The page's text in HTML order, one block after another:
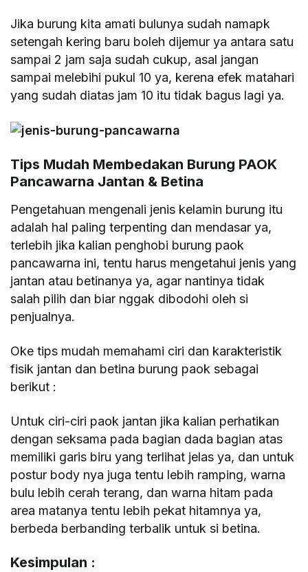
Jika burung kita amati bulunya sudah namapk
setengah kering baru boleh dijemur ya antara satu
sampai 2 jam saja sudah cukup, asal jangan
sampai melebihi pukul 10 ya, kerena efek matahari
yang sudah diatas jam 10 itu tidak bagus lagi ya.
Tips Mudah Membedakan Burung PAOK
Pancawarna Jantan & Betina
Pengetahuan mengenali jenis kelamin burung itu
adalah hal paling terpenting dan mendasar ya,
terlebih jika kalian penghobi burung paok
pancawarna ini, tentu harus mengetahui jenis yang
jantan atau betinanya ya, agar nantinya tidak
salah pilih dan biar nggak dibodohi oleh si
penjualnya.
Oke tips mudah memahami ciri dan karakteristik
fisik jantan dan betina burung paok sebagai
berikut :
Untuk ciri-ciri paok jantan jika kalian perhatikan
dengan seksama pada bagian dada bagian atas
memiliki garis biru yang terlihat jelas ya, dan untuk
postur body nya juga tentu lebih ramping, warna
bulu lebih cerah terang, dan warna hitam pada
area matanya tentu lebih pekat hitamnya ya,
berbeda berbanding terbalik untuk si betina.
Kesimpulan :